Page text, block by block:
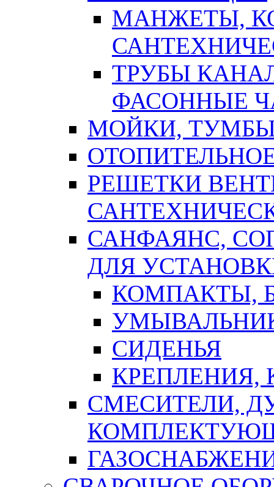
МАНЖЕТЫ,
ТРУБЫ
ФАСОННЫЕ
МОЙКИ,
РЕШЕТКИ
САНФАЯНС,
ДЛЯ
КОМПАКТЫ,
СИДЕНЬЯ
СМЕСИТЕЛИ,